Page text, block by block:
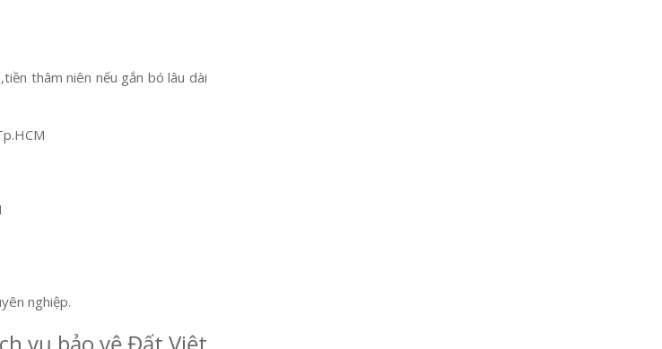
thâm niên nếu gắn bó lâu dài
nghiệp.
vụ bảo vệ Đất Việt